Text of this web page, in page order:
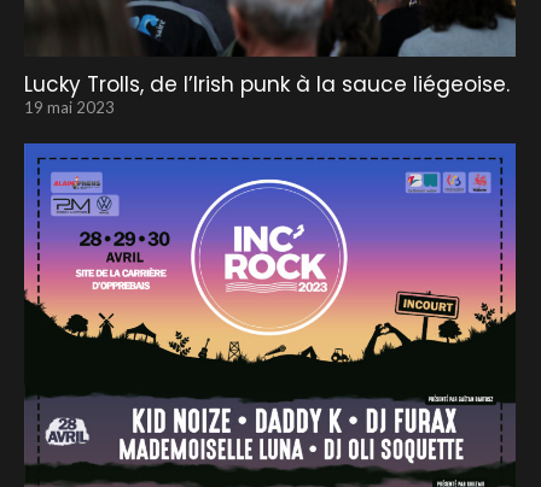
Lucky Trolls, de l’Irish punk à la sauce liégeoise.
19 mai 2023